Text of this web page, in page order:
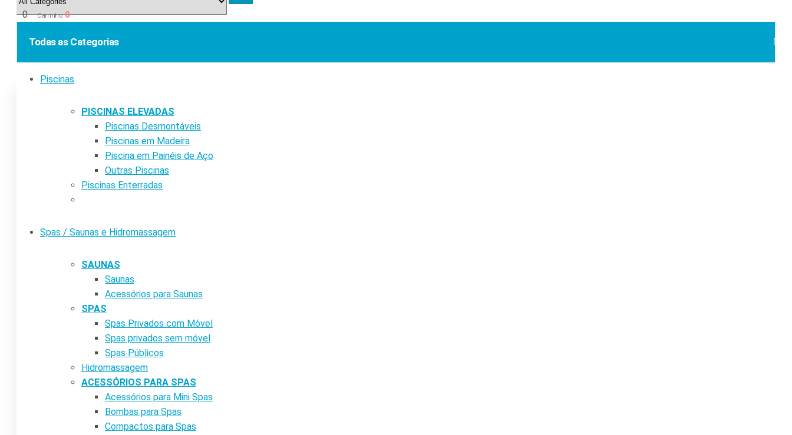
0 Carrinho0
Todas as Categorias
Piscinas
PISCINAS ELEVADAS
Piscinas Desmontáveis
Piscinas em Madeira
Piscina em Painéis de Aço
Outras Piscinas
Piscinas Enterradas
Spas / Saunas e Hidromassagem
SAUNAS
Saunas
Acessórios para Saunas
SPAS
Spas Privados com Móvel
Spas privados sem móvel
Spas Públicos
Hidromassagem
ACESSÓRIOS PARA SPAS
Acessórios para Mini Spas
Bombas para Spas
Compactos para Spas